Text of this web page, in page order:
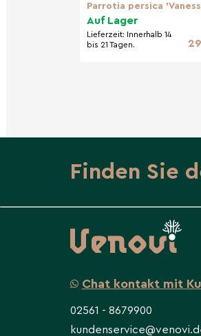
Parrotia persica
Auf Lager
Lieferzeit: Innerhalb 14
bis 21 Tagen.
Finden Sie
Chat kontakt mit
02561 - 8679900